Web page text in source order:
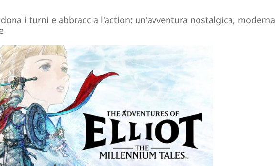
i turni e abbraccia l'action: un'avventura nostalgica, moderna